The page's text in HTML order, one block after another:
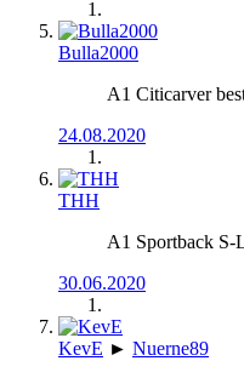
Bulla2000
A1 Citicarver
24.08.2020
THH
A1 Sportback S-
30.06.2020
KevE ► Nuerne89